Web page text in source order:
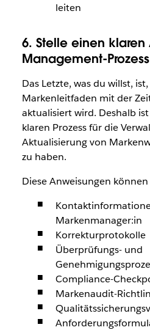
leiten
6. Stelle einen klaren
Management-
Das Letzte, was du willst,
Markenleitfaden mit der
aktualisiert wird. Deshalb
klaren Prozess für die
Aktualisierung von
zu haben.
Diese Anweisungen
Markenmanager:in
Korrekturprotokolle
Überprüfungs- und
Compliance-
Markenaudit-